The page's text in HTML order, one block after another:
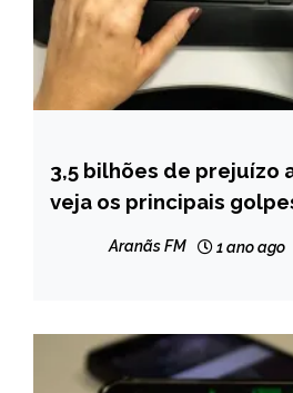
BRASIL
NOTÍCIAS
3,5 bilhões de prejuízo
veja os principais
Aranãs FM 1 ano ago